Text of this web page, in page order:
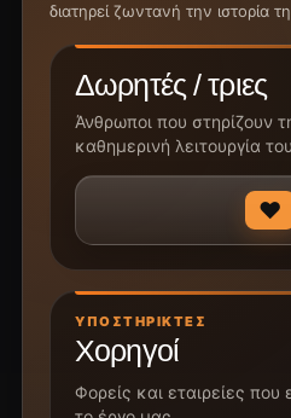
διατηρεί ζωντανή την ιστορία
Δωρητές / τριες
Άνθρωποι που στηρίζουν
καθημερινή λειτουργία
♥
ΥΠΟΣΤΗΡΙΚΤΈΣ
Χορηγοί
Φορείς και εταιρείες